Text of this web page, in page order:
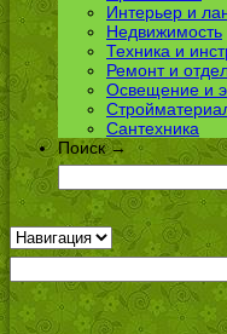
Интерьер и
Недвижимость
Техника и
Ремонт и
Освещение и
Сантехника
Поиск →